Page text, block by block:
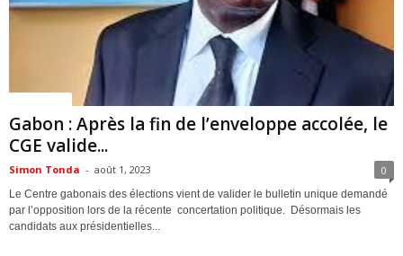
Gabon : Après la fin de l’enveloppe accolée, le
CGE valide...
Simon Tonda - août 1, 2023 0
Le Centre gabonais des élections vient de valider le bulletin unique demandé
par l’opposition lors de la récente concertation politique. Désormais les
candidats aux présidentielles...